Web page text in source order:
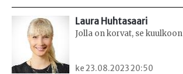
Laura Huhtasaari
Jolla on korvat, se kuulkoon
ke 23.08.2023 20:50